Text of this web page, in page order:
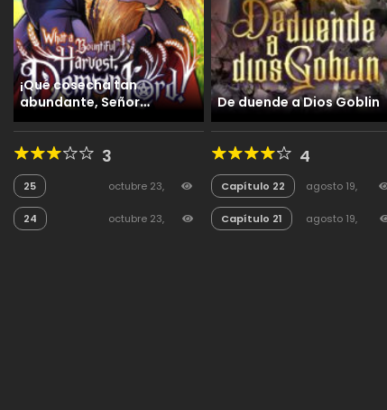
¡Qué cosecha tan
abundante, Señor
Demonio!
3
25
octubre 23,
24
octubre 23,
De duende a Dios Goblin
4
Capítulo 22
agosto 19,
Capítulo 21
agosto 19,